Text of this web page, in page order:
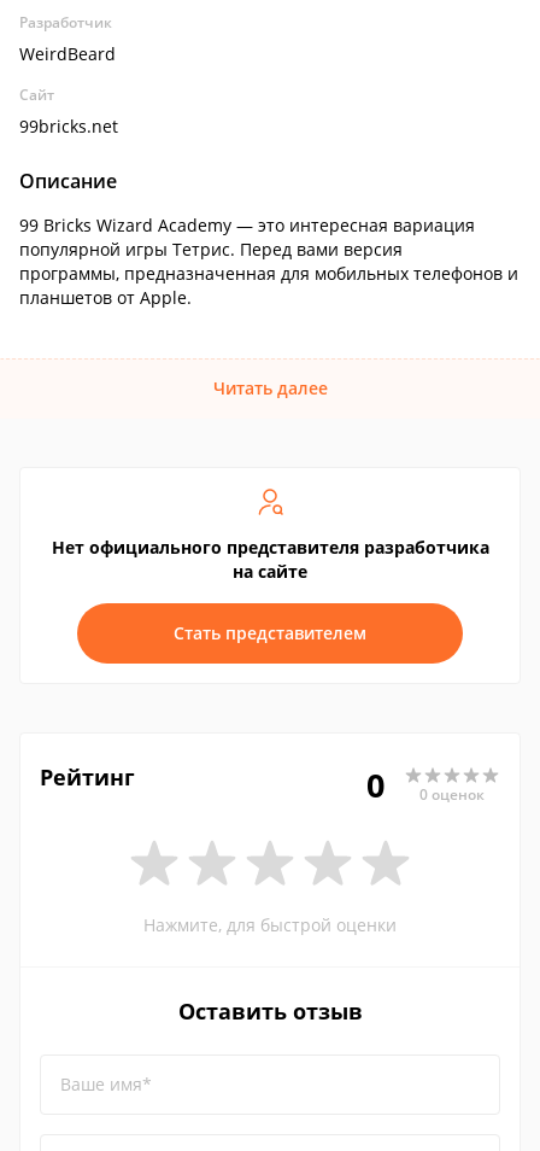
Разработчик
WeirdBeard
Сайт
99bricks.net
Описание
99 Bricks Wizard Academ‪y‬ — это интересная вариация
популярной игры Тетрис. Перед вами версия
программы, предназначенная для мобильных телефонов и
планшетов от Apple.
Читать далее
Нет официального представителя разработчика
на сайте
Стать представителем
Рейтинг 0 0 оценок
Нажмите, для быстрой оценки
Оставить отзыв
Ваше имя*